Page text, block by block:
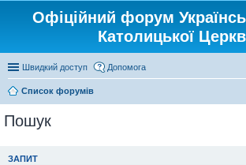
Офіційний форум
Католицької
Швидкий доступ Допомога
Список форумів
Пошук
ЗАПИТ